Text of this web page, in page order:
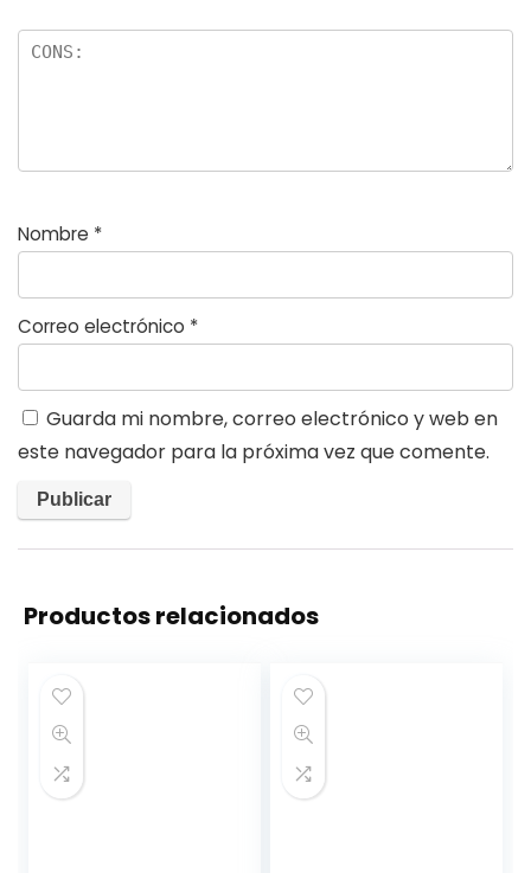
Nombre *
Correo electrónico *
Guarda mi nombre, correo electrónico y web en
este navegador para la próxima vez que comente.
Productos relacionados